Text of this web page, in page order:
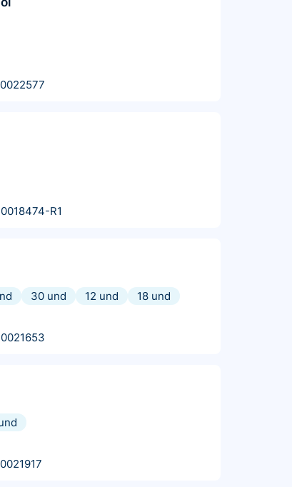
R1
30 und 12 und
18 und